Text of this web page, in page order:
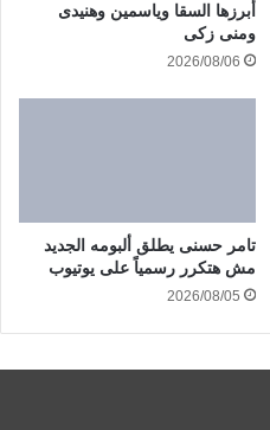
أبرزها السقا وياسمين وهنيدى
ومنى زكى
2026/08/06
تامر حسنى يطلق ألبومه الجديد
مش هتكرر رسمياً على يوتيوب
2026/08/05